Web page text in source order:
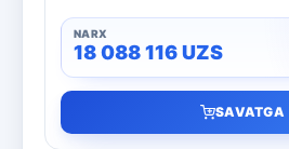
18 088 116UZS
SAVATGA